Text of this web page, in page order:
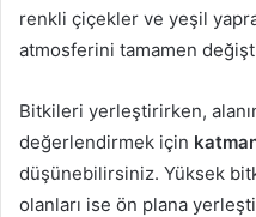
renkli çiçekler ve yeşil
atmosferini tamamen
Bitkileri yerleştirirken,
değerlendirmek için
düşünebilirsiniz. Yüksek
olanları ise ön plana